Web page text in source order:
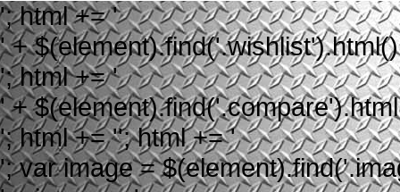
'; html += '
' +
'; html += '
' +
'; html += ''; html += '
'; var image =